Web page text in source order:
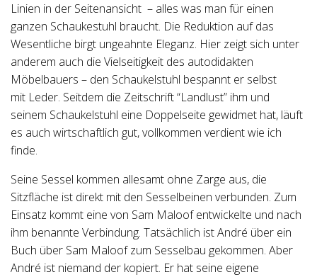
Linien in der Seitenansicht – alles was man für einen
ganzen Schaukestuhl braucht. Die Reduktion auf das
Wesentliche birgt ungeahnte Eleganz. Hier zeigt sich unter
anderem auch die Vielseitigkeit des autodidakten
Möbelbauers – den Schaukelstuhl bespannt er selbst
mit Leder. Seitdem die Zeitschrift “Landlust” ihm und
seinem Schaukelstuhl eine Doppelseite gewidmet hat, läuft
es auch wirtschaftlich gut, vollkommen verdient wie ich
finde.
Seine Sessel kommen allesamt ohne Zarge aus, die
Sitzfläche ist direkt mit den Sesselbeinen verbunden. Zum
Einsatz kommt eine von Sam Maloof entwickelte und nach
ihm benannte Verbindung. Tatsächlich ist André über ein
Buch über Sam Maloof zum Sesselbau gekommen. Aber
André ist niemand der kopiert. Er hat seine eigene